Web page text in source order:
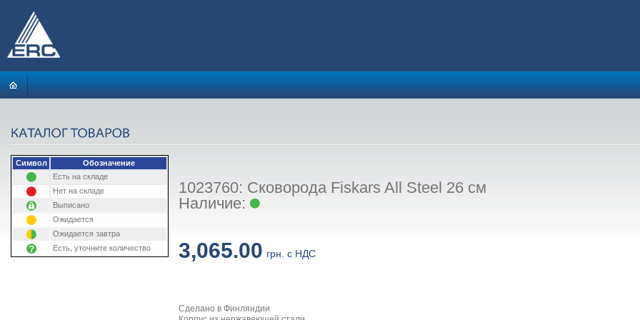
Символ
Обозначение
Есть на складе
Нет на складе
Выписано
Ожидается
Ожидается завтра
Есть, уточните количество
1023760: Сковорода Fiskars All Steel 26 см
Наличие:
3,065.00 грн. с НДС
Сделано в Финляндии